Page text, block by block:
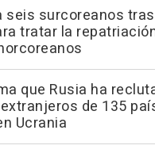
seis surcoreanos
tratar la
que Rusia ha
de 135
Ucrania